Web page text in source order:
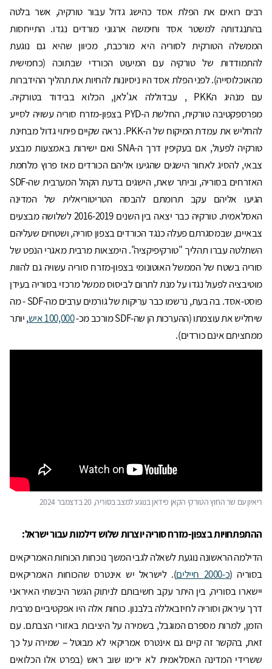
רבים רואים את הפלת אסד כהישג גדול עבור טורקיה, אשר בלטה
בהתנגדותה למשטר אסד וחימשה ארגוני מורדים נגדו. התייחסות
הממשלה הטורקית לסוריה היא מורכבת, מכיוון שהיא גם נוגעת
להתמודדות של טורקיה עם המיעוט הכורדי שבתוכה (כחמישית
מהאוכלוסייה). לפני הפלת אסד היו ניסיונות להחיות את תהליך ההידברות
עם מנהיג הPKK , עבדוללה אג'לאן, הכלוא בבידוד בטורקיה.
מפרספקטיבה טורקית, החלשת ה-PYD בצפון-מזרח סוריה עשויה לסייע
להחליש את עמדת המיקוח של ה-PKK. נראה שקיים פיתוי גדול מבחינת
טורקיה לפעול, אם בעקיפין דרך ה-SNA ואם ישירות באמצעות מבצע
צבאי, להסיג לאחור הישגים שהגיעו אליהם הכורדים מאז פרוץ מלחמת
האזרחים בסוריה, וביתר שאת, הישגים בדעת הקהל המערבית שה-SDF
הגיעו אליהם עקב תרומתם להבסה הטריטוריאלית של המדינה
האסלאמית. טורקיה כבר יצאה בין השנים 2016-2019 לשלושה מבצעים
צבאיים, שבמסגרתם פעלה כנגד הכורדים בצפון סוריה, ושטחים שעליהם
השתלטה עברו תהליך "טורקיפיקציה". הימצאות מרבית מאגרי הנפט של
סוריה בשטח של הממשל האוטונומי בצפון-מזרח סוריה עשויה גם להוות
מוטיבציה לפעול נגדו על מנת לתרום לביסוס ממשל מרכזי בסוריה בעידן
פוסט-אסד. בה בעת, נרשמו כבר עריקות של גורמים ערבים מה-SDF - מה
שיחליש את עוצמתו (ההערכות הן שה-SDF מורכב מכ-
100,000איש, יותר
ממחציתם אינם כורדים).
ריאיון עם שר החוץ הטורקי הקאן פידאן בנוגע למצב בסוריה, 20 בדצמבר 2024
ההתפתחויות בצפון-מזרח סוריה יוצרות שלוש דילמות עבור ישראל:
הדילמה הראשונה נוגעת לשאלה לגבי המשך נוכחות הכוחות האמריקאים
בסוריה (כ-2000 חיילים). לישראל יש אינטרס שהכוחות האמריקאים
יישארו בסוריה, בין היתר עקב חשיבותם לניתוק הגשר היבשתי האיראני
דרך עיראק וסוריה לחיזבאללה בלבנון. כוחות אלה היו אפקטיביים מרבית
הזמן, למרות מספרם המוגבל, בשמירה על היציבות באזורי הצבתם. עם
זאת, בהקשר זה קיים גם אינטרס אמריקאי לא מבוטל – שמירה על כך
ששרידי המדינה האסלאמית לא ירימו שוב ראש (בפרט אלו הכלואים